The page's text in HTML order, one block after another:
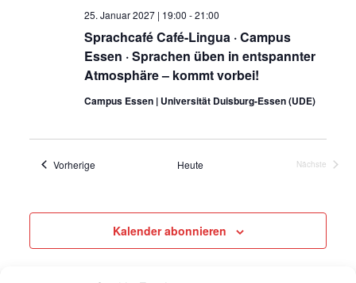
Sprachcafé Café-Lingua · Campus
Essen · Sprachen üben in entspannter
Atmosphäre – kommt vorbei!
25. Januar 2027 | 19:00 -21:00
Campus Essen | Universität Duisburg-Essen (UDE)
Vorherige Heute
Nächste
Kalender abonnieren